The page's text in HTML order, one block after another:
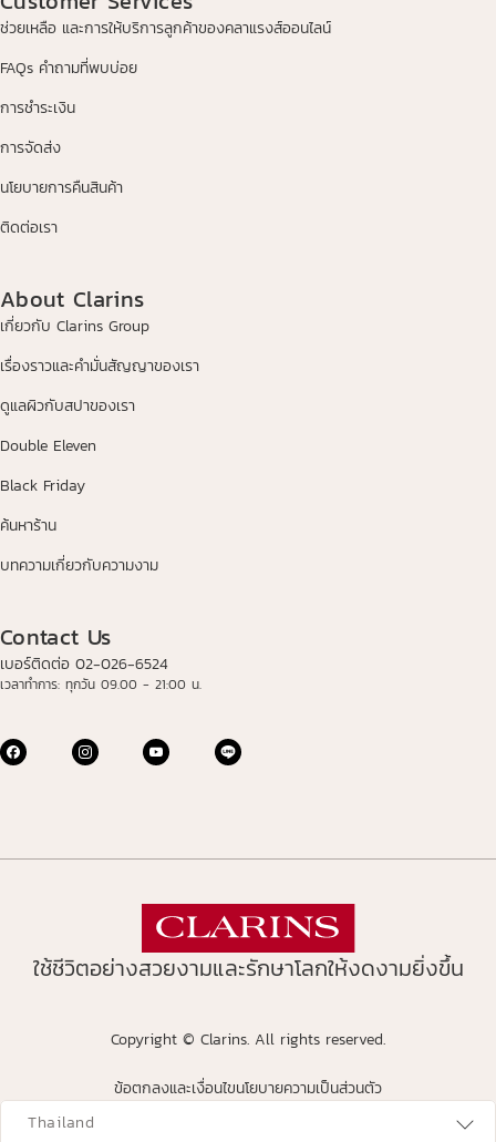
ช่วยเหลือ และการให้บริการลูกค้าของคลาแรงส์ออนไลน์
FAQs คำถามที่พบบ่อย
การชำระเงิน
การจัดส่ง
นโยบายการคืนสินค้า
ติดต่อเรา
About Clarins
เกี่ยวกับ Clarins Group
เรื่องราวและคำมั่นสัญญาของเรา
ดูแลผิวกับสปาของเรา
Double Eleven
Black Friday
ค้นหาร้าน
บทความเกี่ยวกับความงาม
Contact Us
เบอร์ติดต่อ 02-026-6524
เวลาทำการ: ทุกวัน 09.00 - 21:00 น.
ใช้ชีวิตอย่างสวยงามและรักษาโลกให้งดงามยิ่งขึ้น
Copyright © Clarins. All rights reserved.
ข้อตกลงและเงื่อนไขนโยบายความเป็นส่วนตัว
Navigates to
Thailand